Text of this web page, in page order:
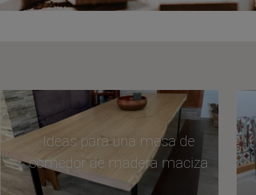
Ideas para una mesa de
comedor de madera maciza